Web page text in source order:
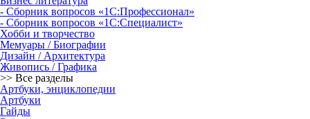
- Сборник вопросов «1С:Профессионал»
- Сборник вопросов «1С:Специалист»
Хобби и творчество
Мемуары / Биографии
Дизайн / Архитектура
Живопись / Графика
>> Все разделы
Артбуки, энциклопедии
Артбуки
Гайды